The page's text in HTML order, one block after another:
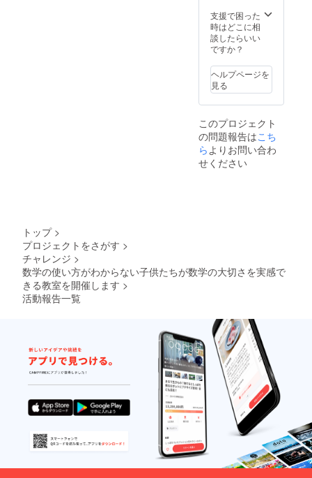
研究の
検証な
どが可
能にな
す！ ＜
所要時
間＞ オ
ンライ
交換
約60分
（1回
分、有
効期
込） ※1
換・チ
ケット
となり
ます。
※詳細は
後日
メール
にてお
知らせ
致しま
す。
matica
のライ
センス
が必要
が）、
菊地の
研究の
検証
ラメー
タを変
えて自
分自身
のオリ
なりま
す！ ＜
ン意見
交換
約60分
＜料金
＞
50,000
円（税
込） ※1
名様分
のオン
ライン
意見交
換・チ
ケット
支援で困った
時はどこに相
談したらいい
ですか？
ヘルプページを
見る
このプロジェクト
の問題報告はこち
らよりお問い合わ
せください
トップ >
プロジェクトをさがす >
チャレンジ >
数学の使い方がわからない子供たちが数学の大切さを実感で
きる教室を開催します >
活動報告一覧